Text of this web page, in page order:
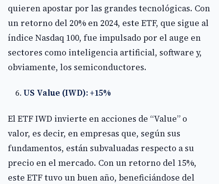
quieren apostar por las grandes tecnológicas. Con
un retorno del 20% en 2024, este ETF, que sigue al
índice Nasdaq 100, fue impulsado por el auge en
sectores como inteligencia artificial, software y,
obviamente, los semiconductores.
US Value (IWD): +15%
El ETF IWD invierte en acciones de “Value” o
valor, es decir, en empresas que, según sus
fundamentos, están subvaluadas respecto a su
precio en el mercado. Con un retorno del 15%,
este ETF tuvo un buen año, beneficiándose del